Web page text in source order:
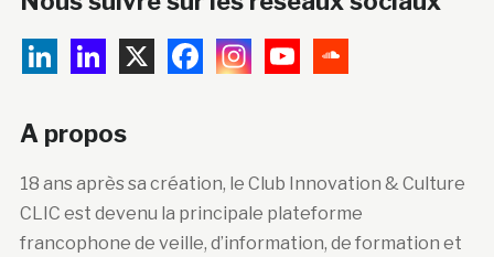
A propos
18 ans après sa création, le Club Innovation & Culture
CLIC est devenu la principale plateforme
francophone de veille, d’information, de formation et